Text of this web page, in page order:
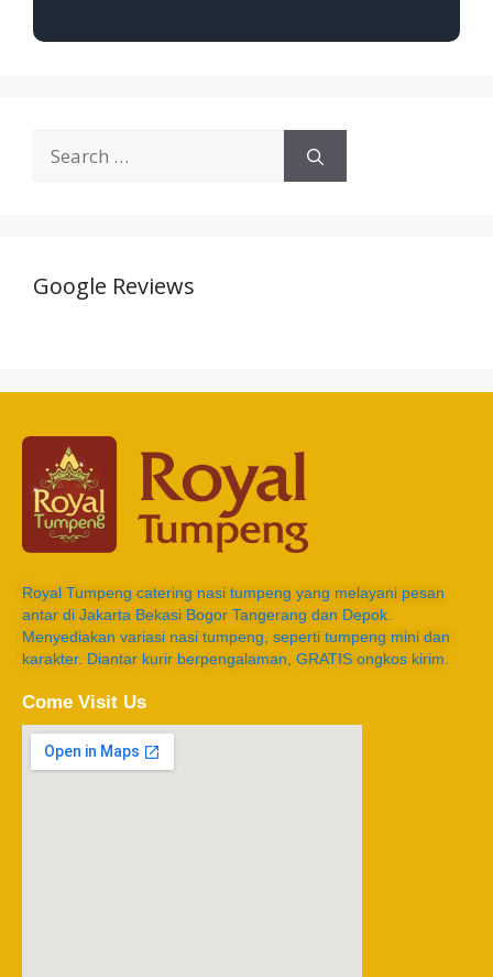
Google Reviews
Royal Tumpeng catering nasi tumpeng yang melayani pesan
antar di Jakarta Bekasi Bogor Tangerang dan Depok.
Menyediakan variasi nasi tumpeng, seperti tumpeng mini dan
karakter. Diantar kurir berpengalaman, GRATIS ongkos kirim.
Come Visit Us